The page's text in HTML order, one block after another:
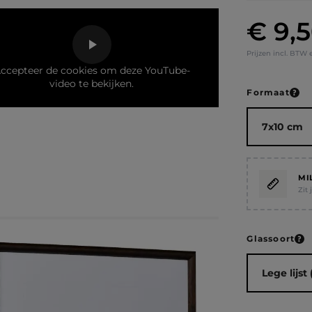
de cookies om deze YouTube-
video te bekijken.
Normale
€
Prijzen incl. BTW
Selecteer
Formaat
Zit
Selecteer
Glassoort